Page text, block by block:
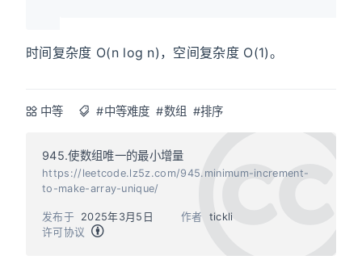
时间复杂度 O(n log n)，空间复杂度 O(1)。
中等 #中等难度 #数组 #排序
945.使数组唯一的最小增量
https://leetcode.lz5z.com/945.minimum-increment-
to-make-array-unique/
作者 tickli
发布于
2025年3月5日
许可协议